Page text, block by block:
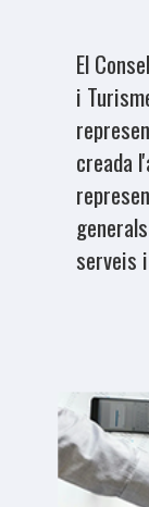
El
i
creada
serveis